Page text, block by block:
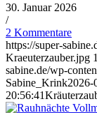
30. Januar 2026
/
2 Kommentare
https://super-
Kraeuterzauber.jpg
sabine.de/wp-
Sabine_Krink2026-
20:56:41